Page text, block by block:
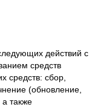
действий с
средств
средств: сбор,
(обновление,
также